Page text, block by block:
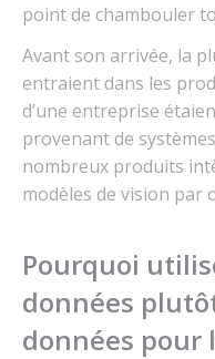
point de chambouler
Avant son arrivée, la
entraient dans les
d’une entreprise
provenant de
nombreux produits
modèles de vision par
Pourquoi
données
données pour